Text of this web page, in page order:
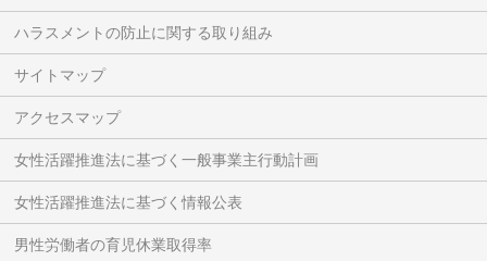
ハラスメントの防止に関する取り組み
サイトマップ
アクセスマップ
女性活躍推進法に基づく一般事業主行動計画
女性活躍推進法に基づく情報公表
男性労働者の育児休業取得率